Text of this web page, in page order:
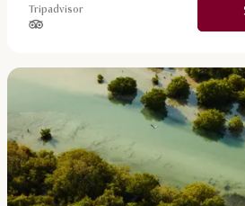
Tripadvisor